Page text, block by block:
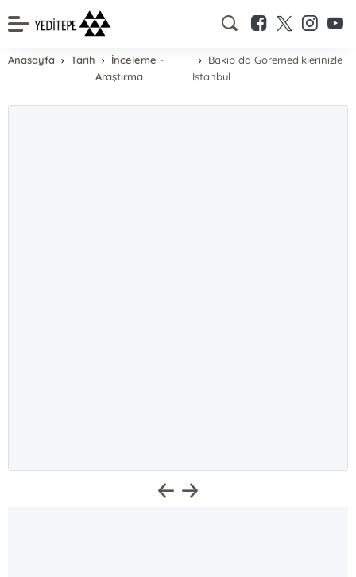
Anasayfa Tarih
İnceleme -
Araştırma
Bakıp da Göremediklerinizle
İstanbul